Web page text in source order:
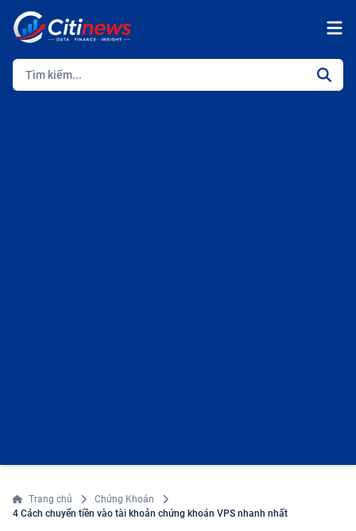
Trang chủ
Chứng Khoán
4 Cách chuyển tiền vào tài khoản chứng khoán VPS nhanh nhất